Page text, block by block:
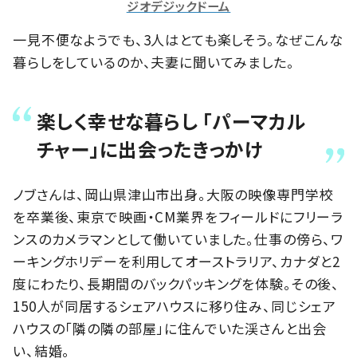
ジオデジックドーム
一見不便なようでも、3人はとても楽しそう。なぜこんな
暮らしをしているのか、夫妻に聞いてみました。
楽しく幸せな暮らし 「パーマカル
チャー」に出会ったきっかけ
ノブさんは、岡山県津山市出身。大阪の映像専門学校
を卒業後、東京で映画・CM業界をフィールドにフリーラ
ンスのカメラマンとして働いていました。仕事の傍ら、ワ
ーキングホリデーを利用してオーストラリア、カナダと2
度にわたり、長期間のバックパッキングを体験。その後、
150人が同居するシェアハウスに移り住み、同じシェア
ハウスの「隣の隣の部屋」に住んでいた渓さんと出会
い、結婚。